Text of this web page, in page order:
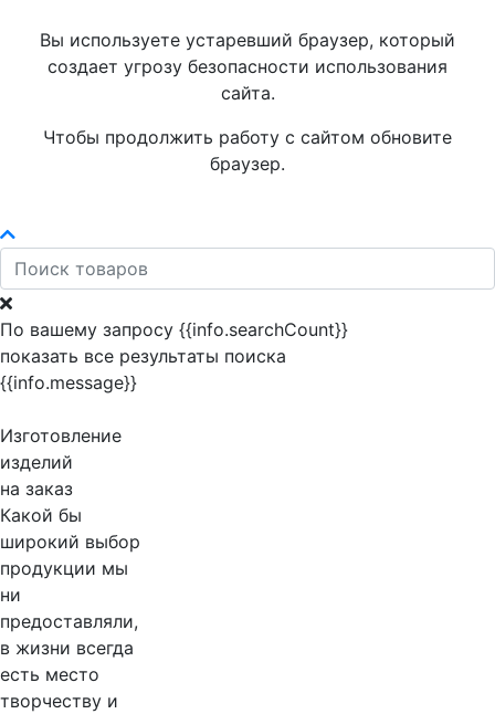
Вы используете устаревший браузер, который
создает угрозу безопасности использования
сайта.
Чтобы продолжить работу с сайтом обновите
браузер.
По вашему запросу {{info.searchCount}}
показать все результаты поиска
{{info.message}}
Изготовление
изделий
на заказ
Какой бы
широкий выбор
продукции мы
ни
предоставляли,
в жизни всегда
есть место
творчеству и